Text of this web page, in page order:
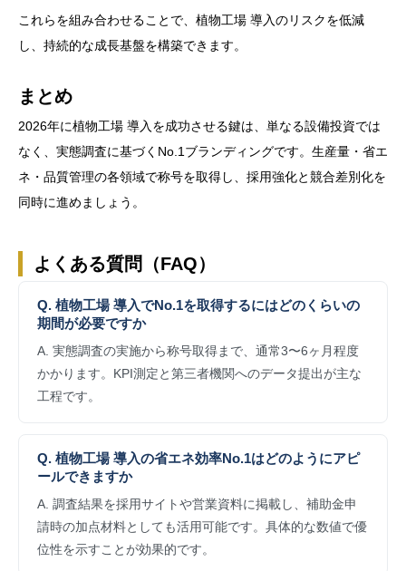
これらを組み合わせることで、植物工場 導入のリスクを低減
し、持続的な成長基盤を構築できます。
まとめ
2026年に植物工場 導入を成功させる鍵は、単なる設備投資では
なく、実態調査に基づくNo.1ブランディングです。生産量・省エ
ネ・品質管理の各領域で称号を取得し、採用強化と競合差別化を
同時に進めましょう。
よくある質問（FAQ）
Q. 植物工場 導入でNo.1を取得するにはどのくらいの
期間が必要ですか
A. 実態調査の実施から称号取得まで、通常3〜6ヶ月程度
かかります。KPI測定と第三者機関へのデータ提出が主な
工程です。
Q. 植物工場 導入の省エネ効率No.1はどのようにアピ
ールできますか
A. 調査結果を採用サイトや営業資料に掲載し、補助金申
請時の加点材料としても活用可能です。具体的な数値で優
位性を示すことが効果的です。